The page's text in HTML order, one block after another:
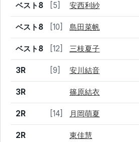
ベスト8 [5] 安西利紗
ベスト8 [10] 島田菜帆
ベスト8 [12] 三枝夏子
3R [9] 安川結音
3R 篠原結衣
2R [14] 月岡萌夏
2R 東佳慧